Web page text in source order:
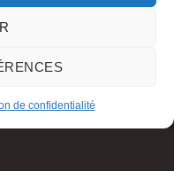
de confidentialité